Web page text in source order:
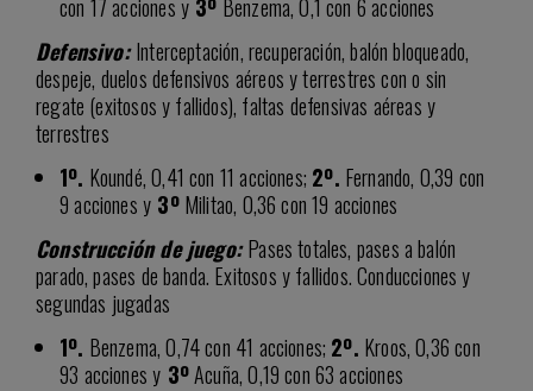
con 17 acciones y 3º Benzema, 0,1 con 6 acciones
Defensivo:Interceptación, recuperación, balón bloqueado,
despeje, duelos defensivos aéreos y terrestres con o sin
regate (exitosos y fallidos), faltas defensivas aéreas y
terrestres
1º. Koundé, 0,41 con 11 acciones; 2º. Fernando, 0,39 con
9 acciones y 3ºMilitao, 0,36 con 19 acciones
Construcción de juego:Pases totales, pases a balón
parado, pases de banda. Exitosos y fallidos. Conducciones y
segundas jugadas
1º. Benzema, 0,74 con 41 acciones; 2º. Kroos, 0,36 con
93 acciones y 3ºAcuña, 0,19 con 63 acciones